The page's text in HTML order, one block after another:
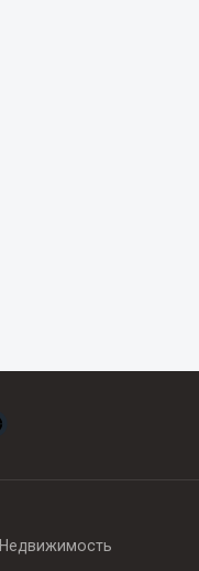
Недвижимость